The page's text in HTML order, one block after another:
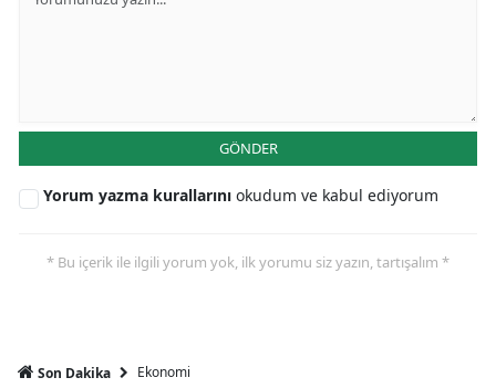
GÖNDER
Yorum yazma kurallarını okudum ve kabul ediyorum
* Bu içerik ile ilgili yorum yok, ilk yorumu siz yazın, tartışalım *
Son Dakika Ekonomi